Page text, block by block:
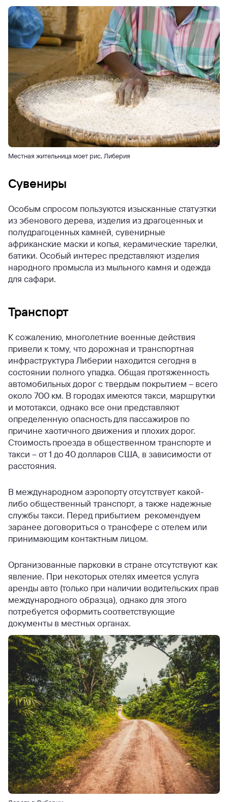
Местная жительница моет рис, Либерия
Сувениры
Особым спросом пользуются изысканные статуэтки
из эбенового дерева, изделия из драгоценных и
полудрагоценных камней, сувенирные
африканские маски и копья, керамические тарелки,
батики. Особый интерес представляют изделия
народного промысла из мыльного камня и одежда
для сафари.
Транспорт
К сожалению, многолетние военные действия
привели к тому, что дорожная и транспортная
инфраструктура Либерии находится сегодня в
состоянии полного упадка. Общая протяженность
автомобильных дорог с твердым покрытием – всего
около 700 км. В городах имеются такси, маршрутки
и мототакси, однако все они представляют
определенную опасность для пассажиров по
причине хаотичного движения и плохих дорог.
Стоимость проезда в общественном транспорте и
такси – от 1 до 40 долларов США, в зависимости от
расстояния.
В международном аэропорту отсутствует какой-
либо общественный транспорт, а также надежные
службы такси. Перед прибытием рекомендуем
заранее договориться о трансфере с отелем или
принимающим контактным лицом.
Организованные парковки в стране отсутствуют как
явление. При некоторых отелях имеется услуга
аренды авто (только при наличии водительских прав
международного образца), однако для этого
потребуется оформить соответствующие
документы в местных органах.